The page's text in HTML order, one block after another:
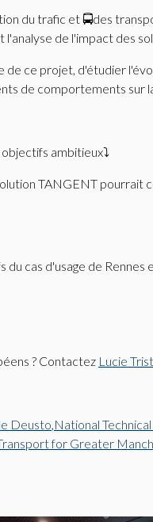
du trafic et 🚍des
l'analyse de l'impact des
de ce projet, d'étudier
de comportements
ambitieux⤵
TANGENT
cas d'usage de Rennes
? Contactez Lucie
Deusto,National
for Greater